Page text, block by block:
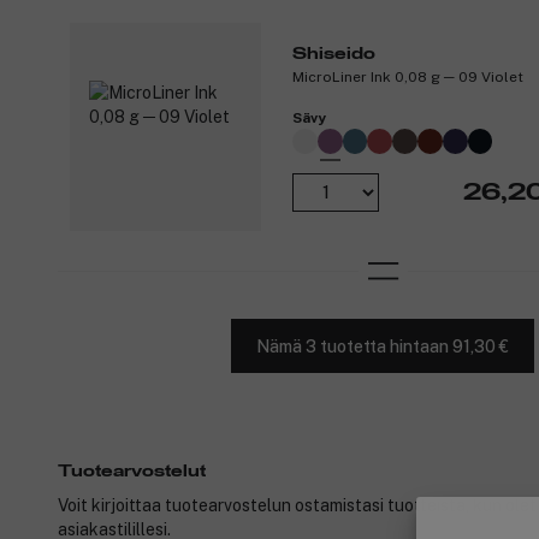
Shiseido
MicroLiner Ink 0,08 g ─ 09 Violet
Sävy
Nämä 3 tuotetta hintaan 91,30 €
Tuotearvostelut
Voit kirjoittaa tuotearvostelun ostamistasi tuotteista, kun olet
asiakastilillesi.